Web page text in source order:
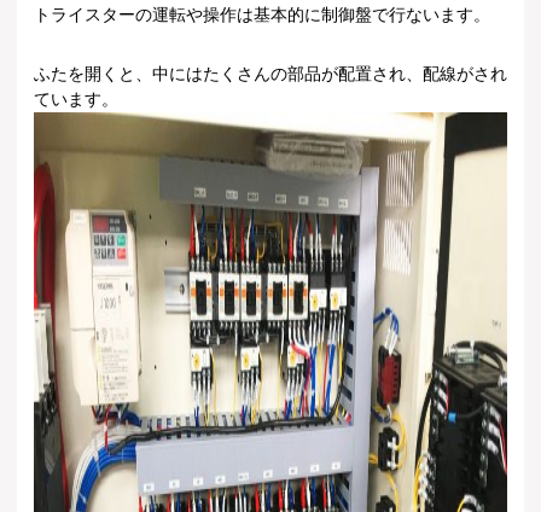
トライスターの運転や操作は基本的に制御盤で行ないます。
ふたを開くと、中にはたくさんの部品が配置され、配線がされ
ています。